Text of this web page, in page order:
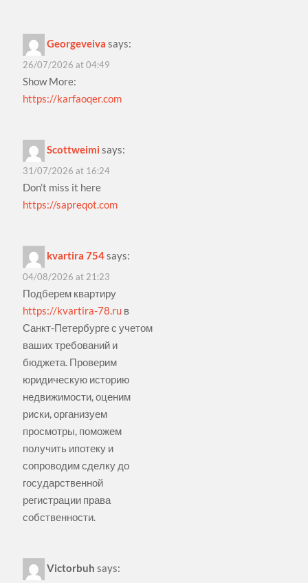
Georgeveiva says:
26/07/2026 at 04:49
Show More:
https://karfaoqer.com
Scottweimi says:
31/07/2026 at 16:24
Don’t miss it here
https://sapreqot.com
kvartira 754says:
04/08/2026 at 21:23
Подберем квартиру
https://kvartira-78.ru в
Санкт-Петербурге с учетом
ваших требований и
бюджета. Проверим
юридическую историю
недвижимости, оценим
риски, организуем
просмотры, поможем
получить ипотеку и
сопроводим сделку до
государственной
регистрации права
собственности.
Victorbuh says: